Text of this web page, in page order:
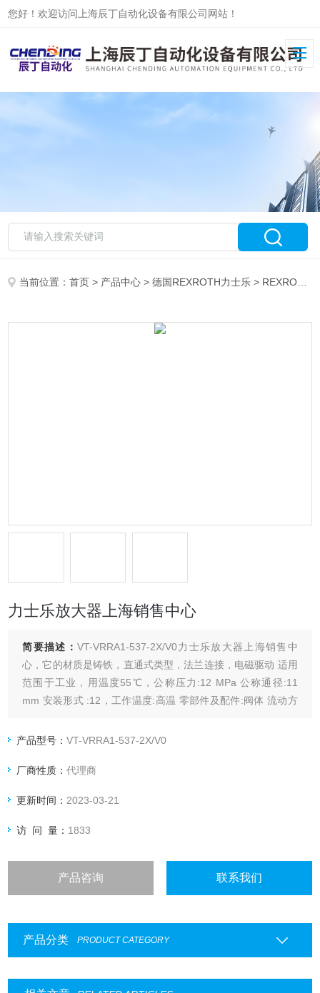
您好！欢迎访问上海辰丁自动化设备有限公司网站！
当前位置：首页 > 产品中心 >德国REXROTH力士乐 > REXROTH力士乐放大器
力士乐放大器上海销售中心
简要描述： VT-VRRA1-537-2X/V0力士乐放大器上海销售中
心，它的材质是铸铁，直通式类型，法兰连接，电磁驱动 适用
范围于工业，用温度55℃，公称压力:12 MPa 公称通径:11
mm 安装形式 :12，工作温度:高温 零部件及配件:阀体 流动方
迎大家选购。
产品型号：VT-VRRA1-537-2X/V0
厂商性质：代理商
更新时间： 2023-03-21
访 问 量： 1833
产品咨询 联系我们
产品分类 PRODUCT CATEGORY